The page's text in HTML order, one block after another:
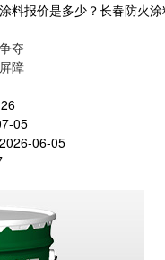
料报价是多少？长春防火
夺
障
05
2026-06-05